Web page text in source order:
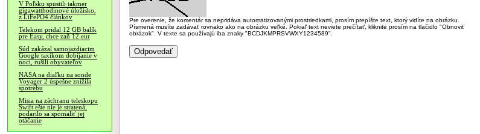
V Poľsku spustili takmer
gigawatthodinové úložisko,
z LiFePO4 článkov
Telekom pridal 12 GB balík
pre Easy, chce zaň 12 eur
Súd zakázal samojazdiacim
Google taxíkom dobíjanie v
noci, rušili obyvateľov
NASA na diaľku na sonde
Voyager 2 úspešne znížila
spotrebu
Misia na záchranu teleskopu
Swift ešte nie je stratená,
podarilo sa spomaliť jej
otáčanie
Pre overenie, že komentár sa nepridáva automatizovanými prostriedkami, prosím prepíšte text, ktorý vidíte na obrázku.
Písmená musíte zadávať rovnako ako na obrázku veľké. Pokiaľ text neviete prečítať, kliknite prosím na tlačidlo "Obnoviť
obrázok". V texte sa používajú iba znaky "BCDJKMPRSVWXY1234589".